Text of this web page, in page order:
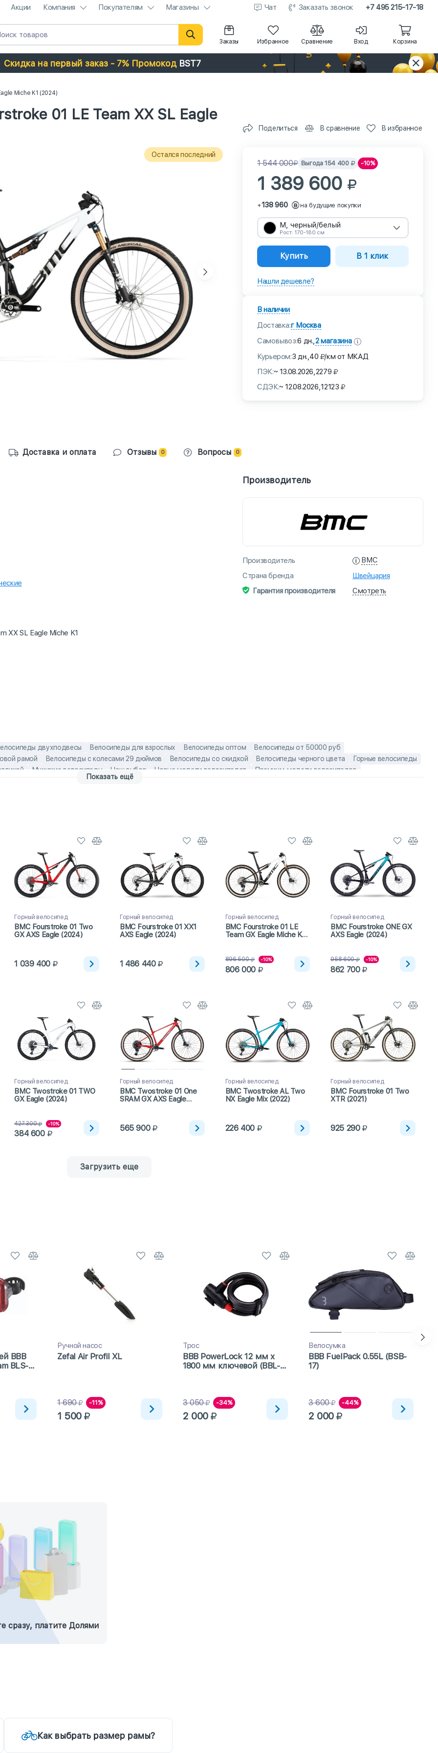
Акции Компания Покупателям Магазины Чат Заказать звонок +7 495 215-17-18
Заказы Избранное Сравнение Вход Корзина
Скидка на первый заказ - 7% Промокод BST7
Miche K1 (2024)
01 LE Team XX SL Eagle
Поделиться В сравнение В избранное
Остался последний
1 544 000 Выгода 154 400 -10%
1 389 600
+138 960 на будущие покупки
M, черный/белый
Рост: 170-180 см
Купить В 1 клик
Нашли дешевле?
В наличии
Доставка:г Москва
Самовывоз:6 дн.,2 магазина
Курьером:3 дн., 40 /км от МКАД
ПЭК:~ 13.08.2026, 2279
СДЭК:~ 12.08.2026,12123
Доставка и оплата Отзывы 0 Вопросы 0
XX SL Eagle Miche K1
Производитель
Производитель
BMC
Страна бренда
Швейцария
Гарантия производителя
Смотреть
двухподвесы Велосипеды для взрослых Велосипеды оптом
Велосипеды от 50000 руб
рамой Велосипеды с колесами 29 дюймов Велосипеды со скидкой Велосипеды черного цвета
Горные велосипеды
Мужские велосипеды Наш выбор Новые модели велосипедов
Премиум-модели велосипедов
Швейцарские велосипеды Эконом-модели
Швейцарские велосипеды двухподвесы Швейцарские горные велосипеды
Швейцарские детские велосипеды
Показать ещё
Горный велосипед
BMC Fourstroke 01 Two
GX AXS Eagle (2024)
1 039 400
Горный велосипед
BMC Fourstroke 01 XX1
AXS Eagle (2024)
1 486 440
Горный велосипед
BMC Fourstroke 01 LE
Team GX Eagle Miche K4
896 500 -10%
806 000
Горный велосипед
BMC Fourstroke ONE GX
AXS Eagle (2024)
958 600 -10%
862 700
Горный велосипед
BMC Twostroke 01 TWO
GX Eagle (2024)
427 300 -10%
384 600
Горный велосипед
BMC Twostroke 01 One
SRAM GX AXS Eagle
565 900
Горный велосипед
BMC Twostroke AL Two
NX Eagle Mix (2022)
226 400
Горный велосипед
BMC Fourstroke 01 Two
XTR (2021)
925 290
Загрузить еще
BBB
BLS-
Ручной насос
Zefal Air Profil XL
1 690 -11%
1 500
Трос
BBB PowerLock 12 мм x
1800 мм ключевой (BBL-
3 050 -34%
2 000
Велосумка
BBB FuelPack 0.55L (BSB-
17)
3 600 -44%
2 000
сразу, платите Долями
Как выбрать размер рамы?